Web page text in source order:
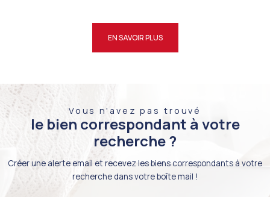
EN SAVOIR PLUS
Vous n'avez pas trouvé
le bien correspondant à votre
recherche ?
Créer une alerte email et recevez les biens correspondants à votre
recherche dans votre boîte mail !